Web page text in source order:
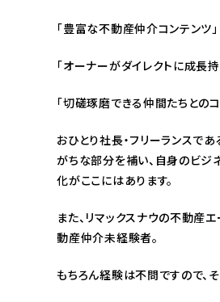
「豊富な不動産仲介コンテンツ」
「オーナーがダイレクトに成長
「切磋琢磨できる仲間たちとのコ
おひとり社長・フリーランスで
がちな部分を補い、自身のビ
化がここにはあります。
また、リマックスナウの不動産
動産仲介未経験者。
もちろん経験は不問ですので、